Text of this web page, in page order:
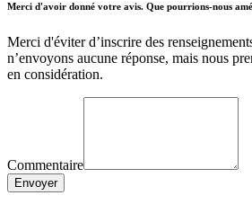
Merci d'avoir donné votre avis. Que pourrions-nous
Merci d'éviter d’inscrire des
n’envoyons aucune réponse, mais nous
en considération.
Commentaire
Envoyer